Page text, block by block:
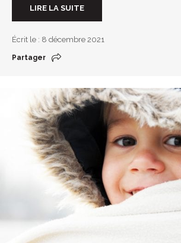
LIRE LA SUITE
Écrit le : 8 décembre 2021
Partager